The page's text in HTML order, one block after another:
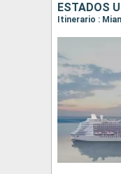
ESTADOS